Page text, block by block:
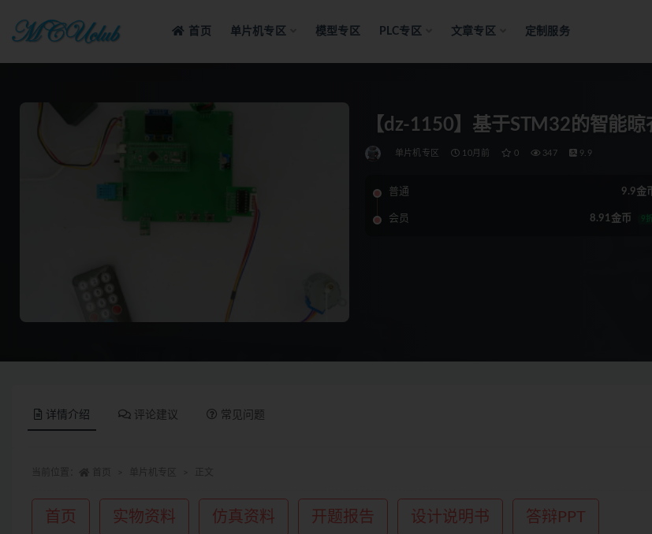
首页 单片机专区 模型专区 PLC专区 文章专区 定制服务
【dz-1150】基于STM32的智能晾
单片机专区 10月前 0 347 9.9
普通 9.9金
会员 8.91金币 9折
详情介绍 评论建议 常见问题
首页 实物资料 仿真资料 开题报告 设计说明书 答辩PPT